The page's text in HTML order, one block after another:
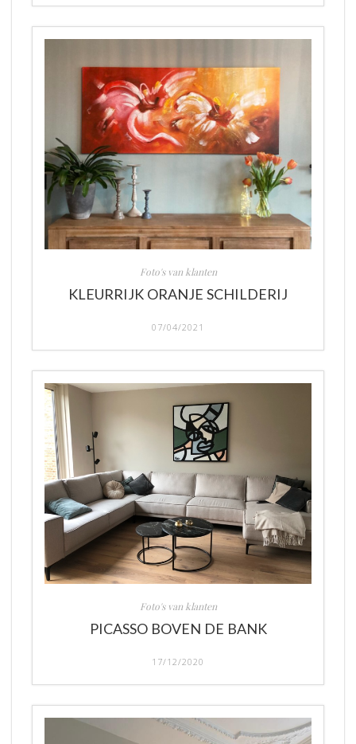
Foto's van klanten
KLEURRIJK ORANJE SCHILDERIJ
07/04/2021
Foto's van klanten
PICASSO BOVEN DE BANK
17/12/2020